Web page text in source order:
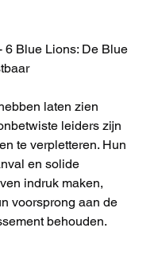
6 Blue Lions: De Blue
laten zien
leiders zijn
te verpletteren. Hun
en solide
indruk maken,
voorsprong aan de
behouden.